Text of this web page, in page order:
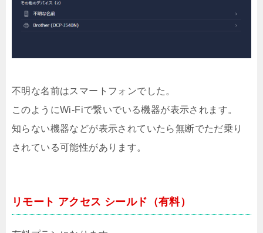
不明な名前はスマートフォンでした。
このようにWi-Fiで繋いでいる機器が表示されます。
知らない機器などが表示されていたら無断でただ乗り
されている可能性があります。
リモート アクセス シールド（有料）